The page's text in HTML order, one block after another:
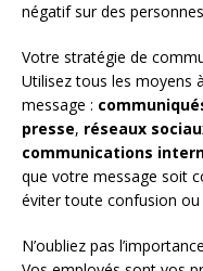
négatif sur des
Votre stratégie de
Utilisez tous les moyens
message :
presse, réseaux
communications
que votre message soit
éviter toute confusion
N’oubliez pas